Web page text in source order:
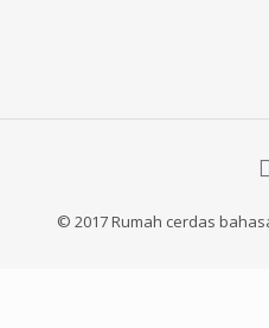
© 2017 Rumah cerdas